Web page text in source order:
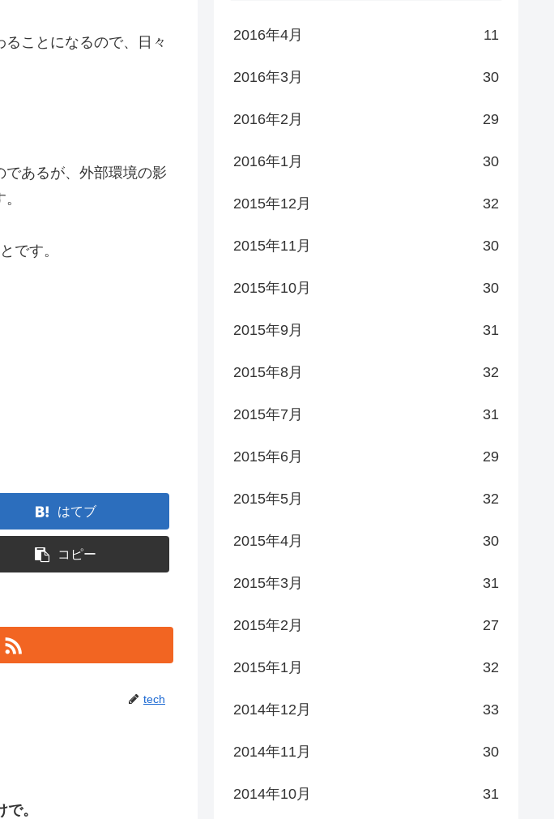
ことになるので、日々
あるが、外部環境の影
です。
はてブ
コピー
tech
。
2016年4月 11
2016年3月 30
2016年2月 29
2016年1月 30
2015年12月 32
2015年11月 30
2015年10月 30
2015年9月 31
2015年8月 32
2015年7月 31
2015年6月 29
2015年5月 32
2015年4月 30
2015年3月 31
2015年2月 27
2015年1月 32
2014年12月 33
2014年11月 30
2014年10月 31